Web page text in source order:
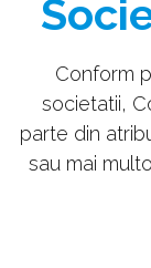
Conform
societatii,
parte din
sau mai